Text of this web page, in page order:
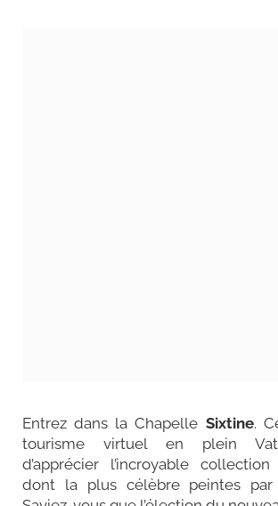
Entrez dans la Chapelle Sixtine.
tourisme virtuel en plein
d’apprécier l’incroyable
dont la plus célèbre peintes par